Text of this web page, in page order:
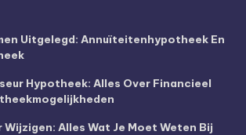
Uitgelegd: Annuïteitenhypotheek En
Hypotheek: Alles Over Financieel
Alles Wat Je Moet Weten Bij